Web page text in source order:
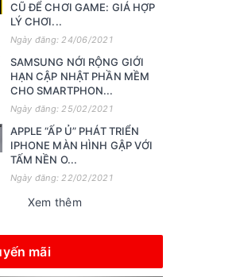
CŨ ĐỂ CHƠI GAME: GIÁ HỢP
LÝ CHƠI...
Ngày đăng: 24/06/2021
SAMSUNG NỚI RỘNG GIỚI
HẠN CẬP NHẬT PHẦN MỀM
CHO SMARTPHON...
Ngày đăng: 25/02/2021
APPLE “ẤP Ủ” PHÁT TRIỂN
IPHONE MÀN HÌNH GẬP VỚI
TẤM NỀN O...
Ngày đăng: 22/02/2021
Xem thêm
mãi